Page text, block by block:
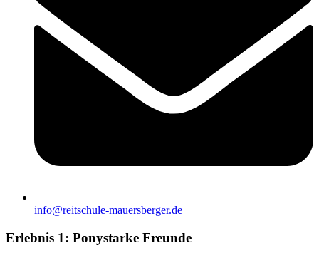
info@reitschule-mauersberger.de
Erlebnis 1: Ponystarke Freunde